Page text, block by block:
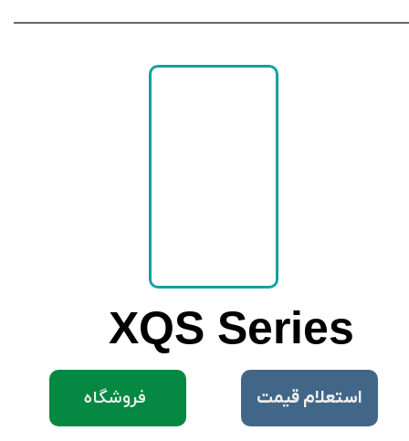
XQS Series
فروشگاه ​استعلام قیمت